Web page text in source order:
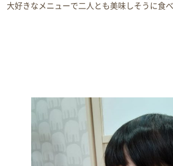
大好きなメニューで二人とも美味しそうに食